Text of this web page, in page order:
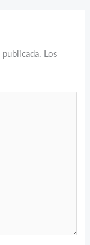
Los